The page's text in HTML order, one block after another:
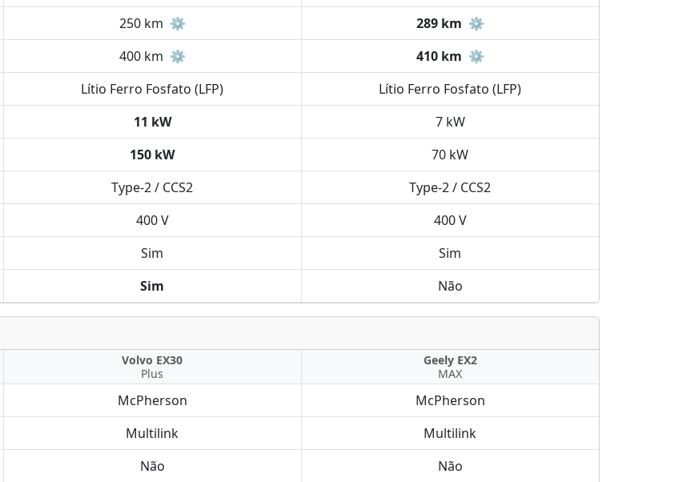
250 km ⚙️ 289 km ⚙️
400 km ⚙️ 410 km ⚙️
Lítio Ferro Fosfato (LFP) Lítio Ferro Fosfato (LFP)
11 kW 7 kW
150 kW 70 kW
Type-2 / CCS2 Type-2 / CCS2
400 V 400 V
Sim Sim
Sim Não
Volvo EX30
Plus
Geely EX2
MAX
McPherson McPherson
Multilink Multilink
Não Não